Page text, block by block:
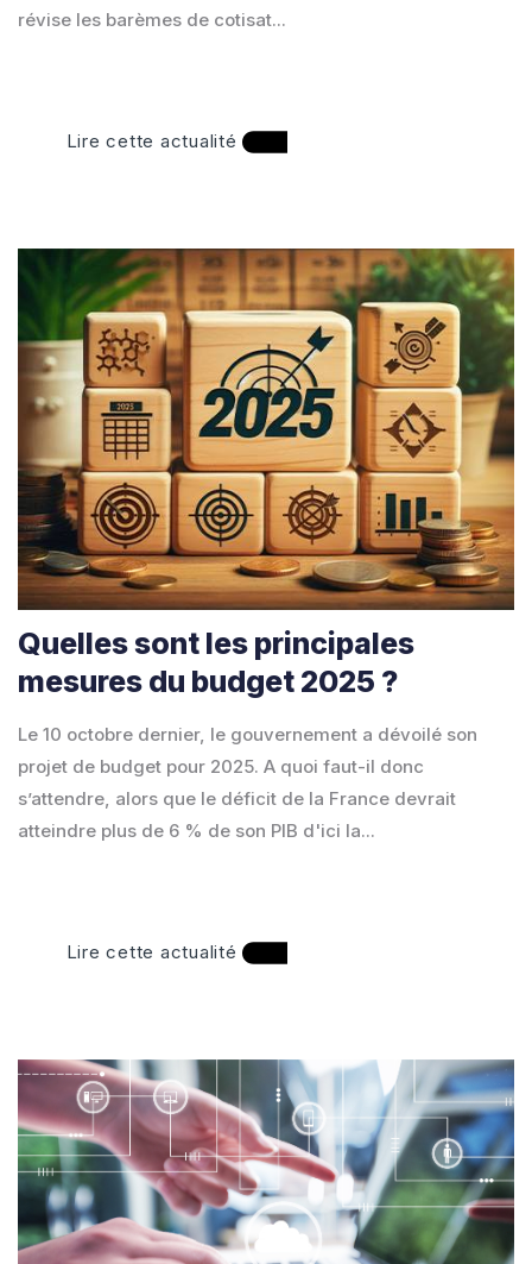
révise les barèmes de cotisat...
Lire cette actualité
Quelles sont les principales
mesures du budget 2025 ?
Le 10 octobre dernier, le gouvernement a dévoilé son
projet de budget pour 2025. A quoi faut-il donc
s’attendre, alors que le déficit de la France devrait
atteindre plus de 6 % de son PIB d'ici la...
Lire cette actualité